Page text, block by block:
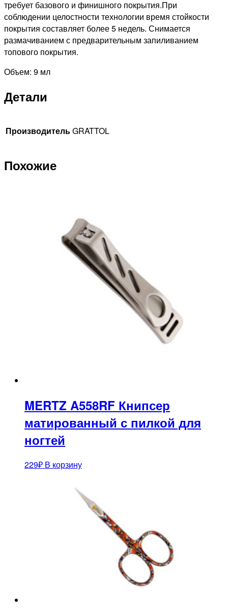
требует базового и финишного покрытия.При
соблюдении целостности технологии время стойкости
покрытия составляет более 5 недель. Снимается
размачиванием с предварительным запиливанием
топового покрытия.
Объем: 9 мл
Детали
ПроизводительGRATTOL
Похожие
MERTZ A558RF Книпсер
матированный с пилкой для
ногтей
229₽ В корзину